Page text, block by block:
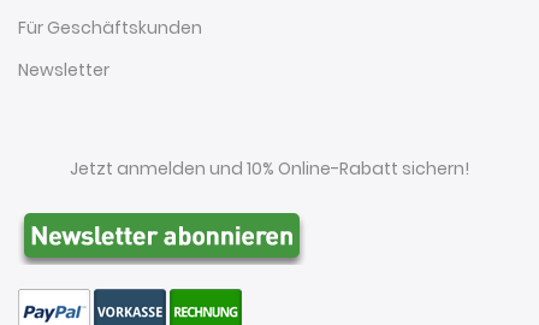
Für Geschäftskunden
Newsletter
Jetzt anmelden und 10% Online-Rabatt sichern!